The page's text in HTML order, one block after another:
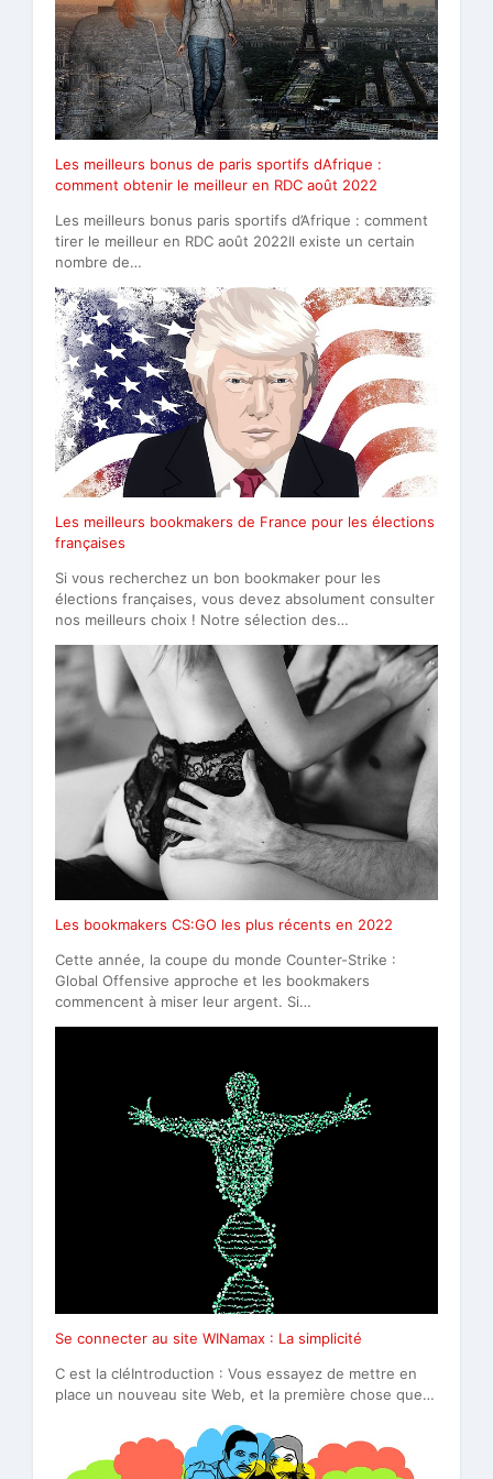
Les meilleurs bonus de paris sportifs dAfrique :
comment obtenir le meilleur en RDC août 2022
Les meilleurs bonus paris sportifs d’Afrique : comment
tirer le meilleur en RDC août 2022Il existe un certain
nombre de…
Les meilleurs bookmakers de France pour les élections
françaises
Si vous recherchez un bon bookmaker pour les
élections françaises, vous devez absolument consulter
nos meilleurs choix ! Notre sélection des…
Les bookmakers CS:GO les plus récents en 2022
Cette année, la coupe du monde Counter-Strike :
Global Offensive approche et les bookmakers
commencent à miser leur argent. Si…
Se connecter au site WINamax : La simplicité
C est la cléIntroduction : Vous essayez de mettre en
place un nouveau site Web, et la première chose que…